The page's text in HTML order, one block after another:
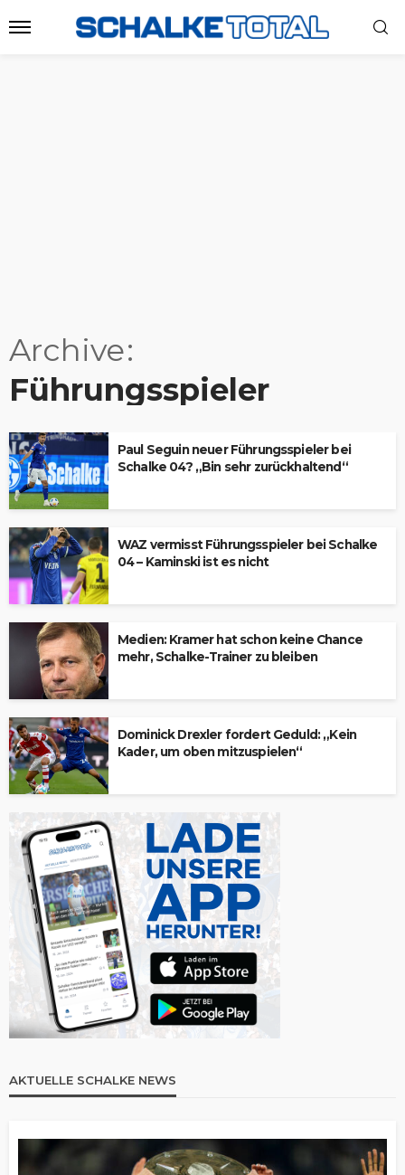
Archive
Führungsspieler
Paul Seguin neuer Führungsspieler bei
Schalke 04? „Bin sehr zurückhaltend“
WAZ vermisst Führungsspieler bei Schalke
04 – Kaminski ist es nicht
Medien: Kramer hat schon keine Chance
mehr, Schalke-Trainer zu bleiben
Dominick Drexler fordert Geduld: „Kein
Kader, um oben mitzuspielen“
AKTUELLE SCHALKE NEWS